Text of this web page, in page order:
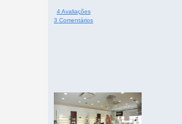
4 Avaliações
3 Comentários